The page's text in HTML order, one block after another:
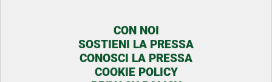
CON NOI
SOSTIENI LA PRESSA
CONOSCI LA PRESSA
COOKIE POLICY